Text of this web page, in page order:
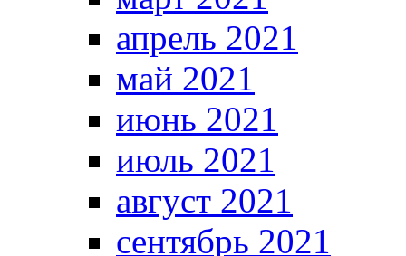
апрель 2021
май 2021
июнь 2021
июль 2021
август 2021
сентябрь 2021